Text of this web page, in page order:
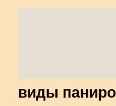
виды